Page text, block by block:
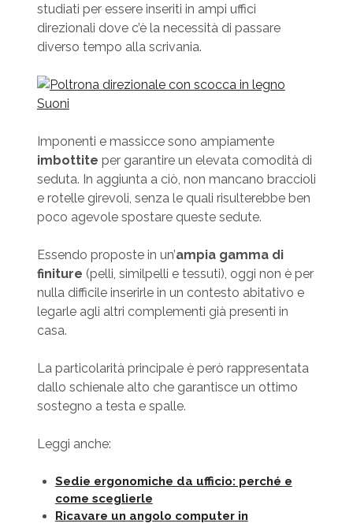
studiati per essere inseriti in ampi uffici
direzionali dove c’è la necessità di passare
diverso tempo alla scrivania.
Imponenti e massicce sono ampiamente
imbottite per garantire un elevata comodità di
seduta. In aggiunta a ciò, non mancano braccioli
e rotelle girevoli, senza le quali risulterebbe ben
poco agevole spostare queste sedute.
Essendo proposte in un’ampia gamma di
finiture (pelli, similpelli e tessuti), oggi non è per
nulla difficile inserirle in un contesto abitativo e
legarle agli altri complementi già presenti in
casa.
La particolarità principale è però rappresentata
dallo schienale alto che garantisce un ottimo
sostegno a testa e spalle.
Leggi anche:
Sedie ergonomiche da ufficio: perché e
come sceglierle
Ricavare un angolo computer in